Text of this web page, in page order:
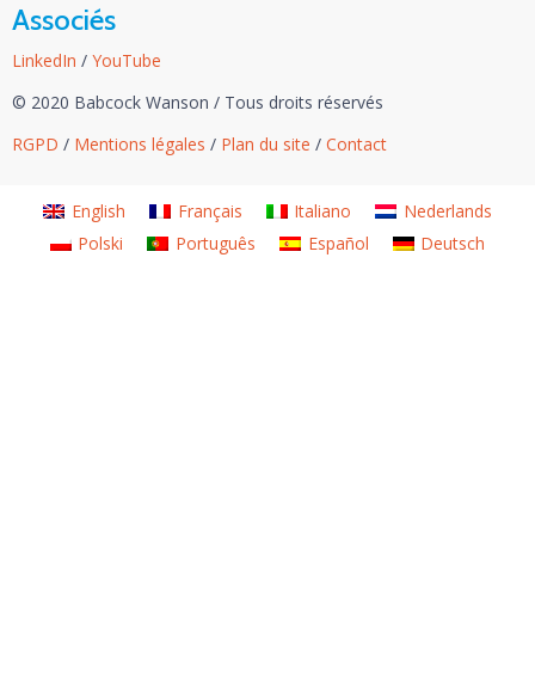
Associés
LinkedIn / YouTube
© 2020 Babcock Wanson / Tous droits réservés
RGPD / Mentions légales / Plan du site / Contact
English Français Italiano
Nederlands
Polski
Português Español Deutsch